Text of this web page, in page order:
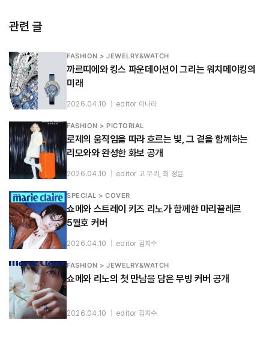
관련 글
FASHION > JEWELRY&WATCH
까르띠에와 킹스 파운데이션이 그리는 워치메이킹의
미래
2026.04.10 editor 이나라
FASHION > PICTORIAL
로제의 움직임을 따라 흐르는 빛, 그 곁을 함께하는
리모와와 완성한 화보 공개
2026.04.10 editor 고 우리, 최 정윤
SPECIAL > COVER
쇼메와 스트레이 키즈 리노가 함께한 마리끌레르
5월호 커버
2026.04.10 editor 김지수
FASHION > JEWELRY&WATCH
쇼메와 리노의 첫 만남을 담은 무빙 커버 공개
2026.04.10 editor 김지수